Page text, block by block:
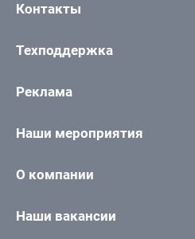
Контакты
Техподдержка
Реклама
Наши мероприятия
О компании
Наши вакансии